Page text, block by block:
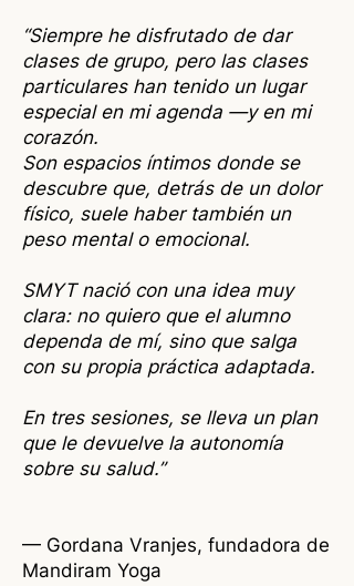
“Siempre he disfrutado de dar
clases de grupo, pero las clases
particulares han tenido un lugar
especial en mi agenda —y en mi
corazón.
Son espacios íntimos donde se
descubre que, detrás de un dolor
físico, suele haber también un
peso mental o emocional.
SMYT nació con una idea muy
clara: no quiero que el alumno
dependa de mí, sino que salga
con su propia práctica adaptada.
En tres sesiones, se lleva un plan
que le devuelve la autonomía
sobre su salud.”
— Gordana Vranjes, fundadora de
Mandiram Yoga